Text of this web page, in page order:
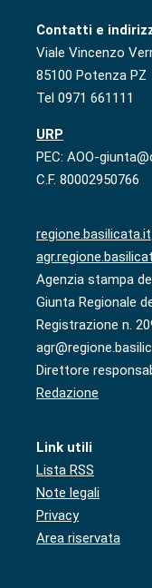
Contatti e
Viale Vincenzo
85100 Potenza PZ
Tel 0971 661111
URP
PEC: AOO-
C.F. 80002950766
regione.basilicata.it
Agenzia stampa
Giunta Regionale
Registrazione n.
Direttore
Redazione
Link utili
Lista RSS
Note legali
Privacy
Area riservata